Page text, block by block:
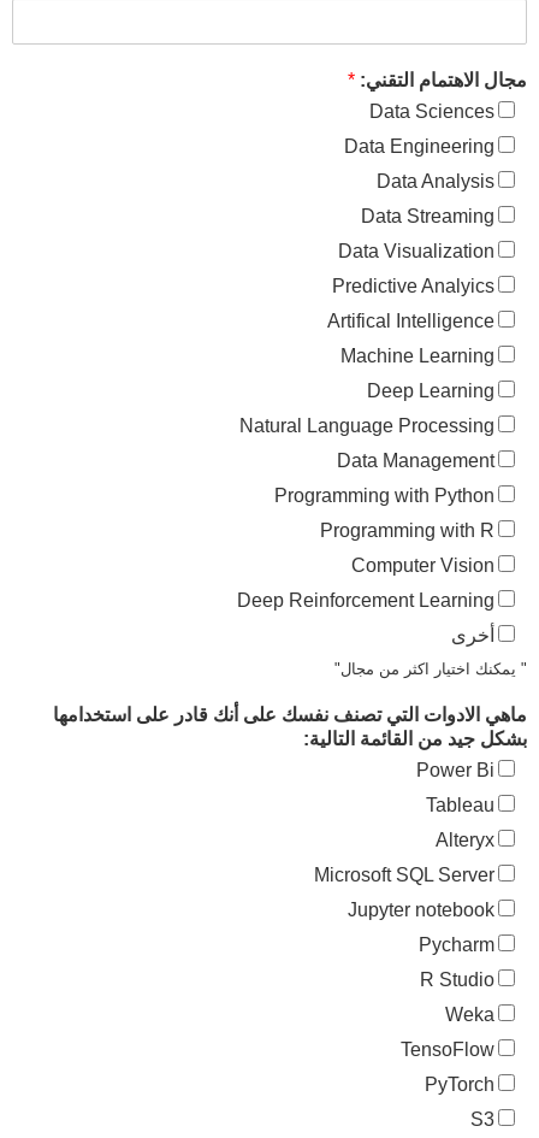
مجال الاهتمام التقني: *
Data Sciences
Data Engineering
Data Analysis
Data Streaming
Data Visualization
Predictive Analyics
Artifical Intelligence
Machine Learning
Deep Learning
Natural Language Processing
Data Management
Programming with Python
Programming with R
Computer Vision
Deep Reinforcement Learning
أخرى
" يمكنك اختيار اكثر من مجال"
ماهي الادوات التي تصنف نفسك على أنك قادر على استخدامها
بشكل جيد من القائمة التالية:
Power Bi
Tableau
Alteryx
Microsoft SQL Server
Jupyter notebook
Pycharm
R Studio
Weka
TensoFlow
PyTorch
S3